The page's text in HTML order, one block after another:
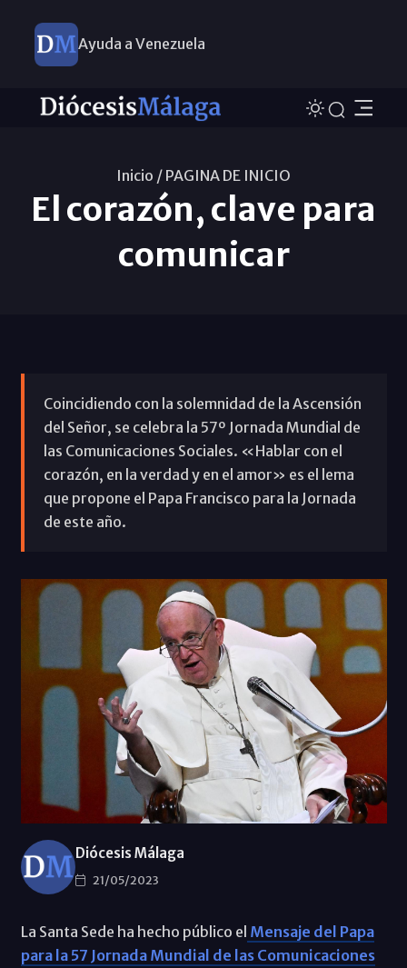
Ayuda a Venezuela
Inicio / PAGINA DE INICIO
El corazón, clave para
comunicar
Coincidiendo con la solemnidad de la Ascensión
del Señor, se celebra la 57º Jornada Mundial de
las Comunicaciones Sociales. «Hablar con el
corazón, en la verdad y en el amor» es el lema
que propone el Papa Francisco para la Jornada
de este año.
Diócesis Málaga
21/05/2023
La Santa Sede ha hecho público el Mensaje del Papa
para la 57 Jornada Mundial de las Comunicaciones